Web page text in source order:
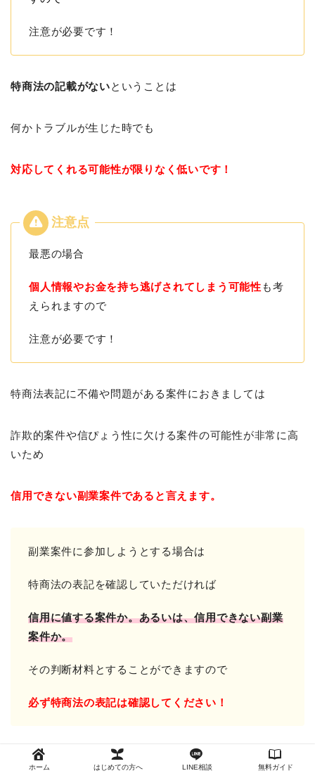
注意が必要です！
特商法の記載がないということは
何かトラブルが生じた時でも
対応してくれる可能性が限りなく低いです！
最悪の場合
個人情報やお金を持ち逃げされてしまう可能性 も考
えられますので
注意が必要です！
特商法表記に不備や問題がある案件におきましては
詐欺的案件や信ぴょう性に欠ける案件の可能性が非常に高
いため
信用できない副業案件であると言えます。
副業案件に参加しようとする場合は
特商法の表記を確認していただければ
信用に値する案件か。あるいは、信用できない副業
案件か。
その判断材料とすることができますので
必ず特商法の表記は確認してください！
以上のことから Back Up!!!(バックアップ) への参加は
ホーム はじめての方へ LINE相談 無料ガイド